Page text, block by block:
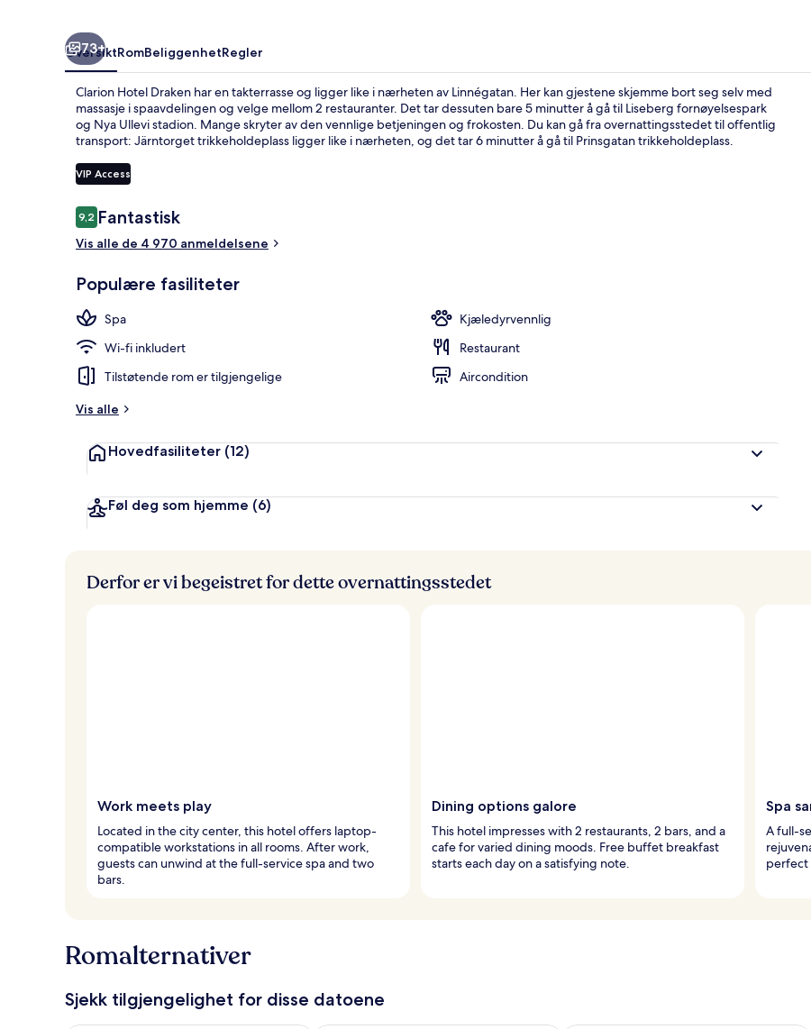
73+
OversiktRomBeliggenhetRegler
Clarion Hotel Draken har en takterrasse og ligger like i nærheten av Linnégatan. Her kan gjestene skjemme bort seg selv med
massasje i spaavdelingen og velge mellom 2 restauranter. Det tar dessuten bare 5 minutter å gå til Liseberg fornøyelsespark
og Nya Ullevi stadion. Mange skryter av den vennlige betjeningen og frokosten. Du kan gå fra overnattingsstedet til offentlig
transport: Järntorget trikkeholdeplass ligger like i nærheten, og det tar 6 minutter å gå til Prinsgatan trikkeholdeplass.
VIP Access
Anmeldelser
9,29,2 av 10 –
Fantastisk
Vis alle de 4 970 anmeldelsene
Populære fasiliteter
Spa
Kjæledyrvennlig
Wi-fi inkludert
Restaurant
Tilstøtende rom er tilgjengelige
Aircondition
Vis alle
Hovedfasiliteter (12)
Føl deg som hjemme (6)
Derfor er vi begeistret for dette overnattingsstedet
Work meets play
Located in the city center, this hotel offers laptop-
compatible workstations in all rooms. After work,
guests can unwind at the full-service spa and two
bars.
Dining options galore
This hotel impresses with 2 restaurants, 2 bars, and a
cafe for varied dining moods. Free buffet breakfast
starts each day on a satisfying note.
Spa
A full-
perfect
Romalternativer
Sjekk tilgjengelighet for disse datoene